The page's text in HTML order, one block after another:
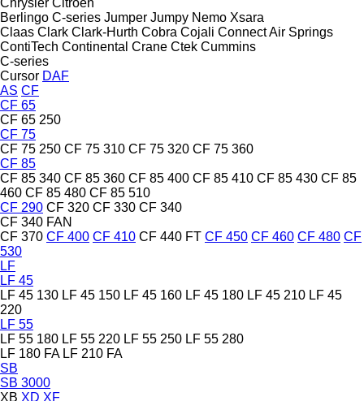
Berlingo C-series Jumper Jumpy Nemo Xsara
Claas Clark Clark-Hurth Cobra Cojali Connect Air Springs
ContiTech Continental Crane Ctek Cummins
C-series
Cursor DAF
AS CF
CF 65
CF 65 250
CF 75
CF 75 250 CF 75 310 CF 75 320 CF 75 360
CF 85
CF 85 340 CF 85 360 CF 85 400 CF 85 410 CF 85 430 CF 85
460 CF 85 480 CF 85 510
CF 290 CF 320 CF 330 CF 340
CF 340 FAN
CF 370 CF 400 CF 410 CF 440 FT CF 450 CF 460 CF 480 CF
530
LF
LF 45
LF 45 130 LF 45 150 LF 45 160 LF 45 180 LF 45 210 LF 45
220
LF 55
LF 55 180 LF 55 220 LF 55 250 LF 55 280
LF 180 FA LF 210 FA
SB
SB 3000
XB XD XF